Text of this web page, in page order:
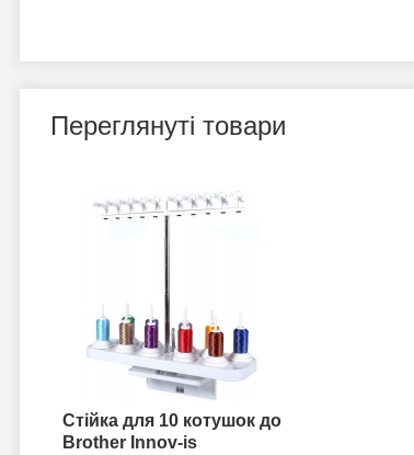
Переглянуті товари
Стійка для 10 котушок до
Brother Innov-is